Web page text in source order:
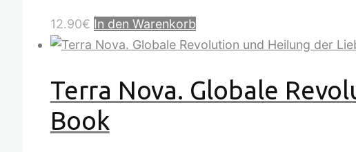
12.90€ In den Warenkorb
Terra Nova. Globale
Book